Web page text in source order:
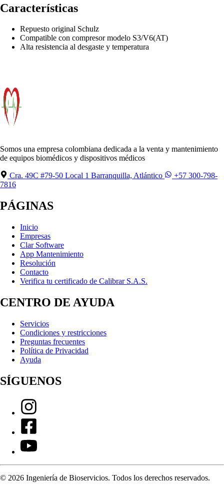
Características
Repuesto original Schulz
Compatible con compresor modelo S3/V6(AT)
Alta resistencia al desgaste y temperatura
Somos una empresa colombiana dedicada a la venta y mantenimiento
de equipos biomédicos y dispositivos médicos
Cra. 49C #79-50 Local 1 Barranquilla, Atlántico
+57 300-798-
7816
PÁGINAS
Inicio
Empresas
Clar Software
App Mantenimiento
Resolución
Contacto
Verifica tu certificado de Calibrar S.A.S.
CENTRO DE AYUDA
Servicios
Condiciones y restricciones
Preguntas frecuentes
Política de Privacidad
Ayuda
SÍGUENOS
© 2026 Ingeniería de Bioservicios. Todos los derechos reservados.